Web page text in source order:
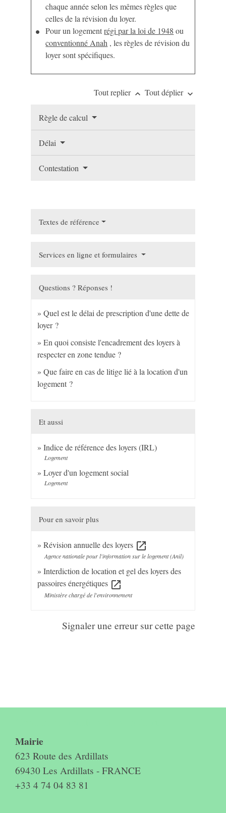
chaque année selon les mêmes règles que
celles de la révision du loyer.
Pour un logementrégi par la loi de 1948 ou
conventionné Anah , les règles de révision du
loyer sont spécifiques.
Tout replier keyboard_arrow_up Tout déplier keyboard_arrow_down
Règle de calcul
Délai
Contestation
Textes de référence
Services en ligne et formulaires
Questions ? Réponses !
Quel est le délai de prescription d'une dette de
loyer ?
En quoi consiste l'encadrement des loyers à
respecter en zone tendue ?
Que faire en cas de litige lié à la location d'un
logement ?
Et aussi
Indice de référence des loyers (IRL)
Logement
Loyer d'un logement social
Logement
Pour en savoir plus
Révision annuelle des loyers open_in_new
Agence nationale pour l'information sur le logement (Anil)
Interdiction de location et gel des loyers des
passoires énergétiques open_in_new
Ministère chargé de l'environnement
Signaler une erreur sur cette page
Mairie
623 Route des Ardillats
69430 Les Ardillats - FRANCE
+33 4 74 04 83 81